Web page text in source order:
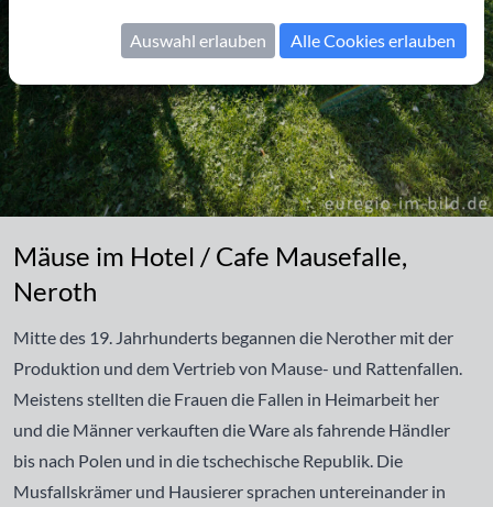
Mäuse im Hotel / Cafe Mausefalle,
Neroth
Mitte des 19. Jahrhunderts begannen die Nerother mit der
Produktion und dem Vertrieb von Mause- und Rattenfallen.
Meistens stellten die Frauen die Fallen in Heimarbeit her
und die Männer verkauften die Ware als fahrende Händler
bis nach Polen und in die tschechische Republik. Die
Musfallskrämer und Hausierer sprachen untereinander in
Auswahl erlauben Alle Cookies erlauben